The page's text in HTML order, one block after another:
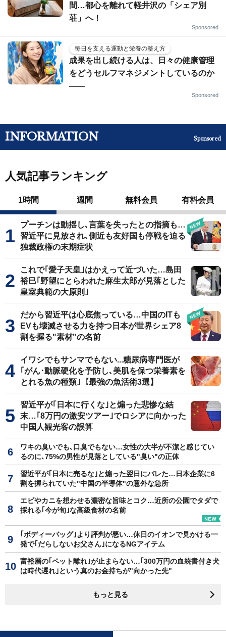
間…都心を離れて軽井沢の「シェア別
荘」へ！
Sponsored
毎日を支える運動と栄養の整え方
成果を出し続ける人は、日々の健康管理
をどうセルフマネジメントしているのか
——
Sponsored
INFORMATION Sponsored
人気記事ランキング
1時間 週間 無料会員 有料会員
プーチンは動揺し､言葉を失ったとの指摘も…
習近平に見放され､側近も友好国も停戦を迫る
独裁政権の末期症状
これで｢愛子天皇｣はかえって近づいた…島田
裕巳｢野望にとらわれた麻生太郎が見落とした
皇室典範の大原則｣
だから習近平は心底焦っている…中国のITも
EVも壊滅させる力を持つ日本が世界シェア8
割を握る"素材"の名前
イワシでもサンマでもない...糖尿病専門医が
｢がん･動脈硬化を予防し､美肌を保つ栄養素を
とれる魚の種類｣【最強の魚活術3選】
習近平が｢日本に行くな｣と煽った悲惨な結
末…｢8万円の激安ツアー｣でロシアに向かった
中国人観光客の誤算
ワキの臭いでも､口臭でもない…女性の大半が不潔と感じてい
るのに､75%の男性が見落としている"臭い"の正体
習近平が｢日本に売るな｣と煽った翌日にバレた…日本企業に6
割を握られていた"中国の半導体"の意外な急所
エビやカニを想わせる濃密な旨味とコク…近所の公園でタダで
採れる｢今が旬｣な高級食材の名前
｢ボディーバッグ｣より評判が悪い…休日のイオンで見かける一
発で｢だらしないお父さん｣になるNGアイテム
富裕層の｢ペット離れ｣が止まらない…｢300万円の血統書付き犬
は時代遅れ｣という真のお金持ちが"向かった先"
もっと見る